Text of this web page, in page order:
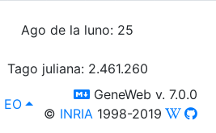
Ago de la luno: 25
Tago juliana: 2.461.260
lang
EO, Vi povas elekti alian lingvon
switch to templm
GeneWeb v. 7.0.0
© INRIA 1998-2019